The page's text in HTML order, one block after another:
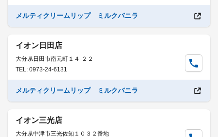
メルティクリームリップ ミルクバニラ
イオン日田店
大分県日田市南元町１４-２２
TEL: 0973-24-6131
メルティクリームリップ ミルクバニラ
イオン三光店
大分県中津市三光佐知１０３２番地